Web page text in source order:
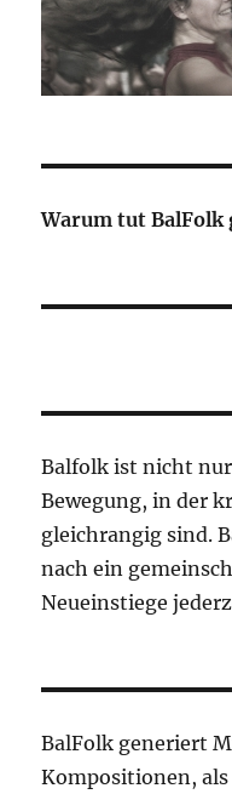
Warum tut BalFolk
Balfolk ist nicht
Bewegung, in der
gleichrangig sind.
nach ein
Neueinstiege
BalFolk generiert
Kompositionen,